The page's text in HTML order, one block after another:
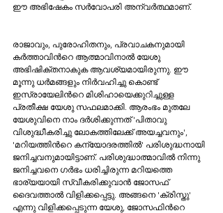
ഈ അഭിഷേകം സര്‍വോപരി അന്വര്‍ത്ഥമാണ്.
രാജാവും, പുരോഹിതനും, പ്രവാചകനുമായി
കര്‍ത്താവിന്‍റെ ആത്മാവിനാല്‍ യേശു
അഭിഷിക്തനാകുക ആവശ്യമായിരുന്നു. ഈ
മൂന്നു ധര്‍മങ്ങളും നിര്‍വഹിച്ചു കൊണ്ട്
ഇസ്രായേലിന്‍റെ മിശിഹായെക്കുറിച്ചുള്ള
പ്രതീക്ഷ യേശു സഫലമാക്കി. ആരംഭം മുതലേ
യേശുവിനെ നാം ദര്‍ശിക്കുന്നത് 'പിതാവു
വിശുദ്ധീകരിച്ചു ലോകത്തിലേക്ക് അയച്ചവനും',
'മറിയത്തിന്‍റെ കന്യോദരത്തില്‍' പരിശുദ്ധനായി
ജനിച്ചവനുമായിട്ടാണ്. പരിശുദ്ധാത്മാവില്‍ നിന്നു
ജനിച്ചവനെ ഗര്‍ഭം ധരിച്ചിരുന്ന മറിയത്തെ
ഭാര്യയായി സ്വീകരിക്കുവാന്‍ ജോസഫ്
ദൈവത്താല്‍ വിളിക്കപ്പെട്ടു. അങ്ങനെ 'ക്രിസ്തു'
എന്നു വിളിക്കപ്പെടുന്ന യേശു, ജോസഫിന്‍റെ